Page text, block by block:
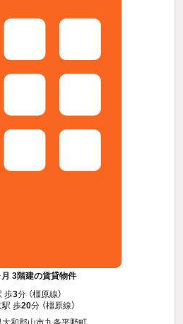
3階建の賃貸物件
歩3分 （橿原線）
駅 歩20分 （橿原線）